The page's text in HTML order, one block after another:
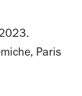
, Paris